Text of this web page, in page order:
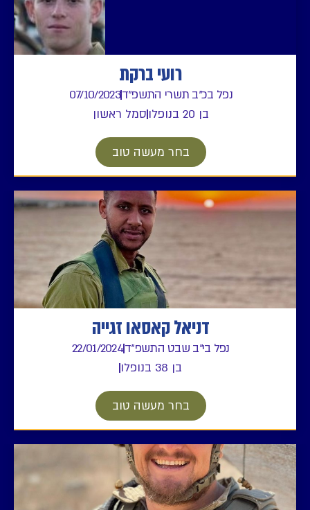
רועי ברקת
נפל בכ"ב תשרי התשפ"ד07/10/2023
בן 20 בנופלו
סמל ראשון
בחר מעשה טוב
דניאל קאסאו זגייה
נפל בי"ב שבט התשפ"ד22/01/2024
בן 38 בנופלו
בחר מעשה טוב